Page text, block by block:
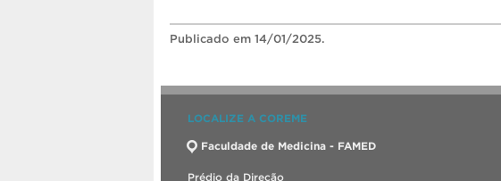
Publicado em 14/01/2025.
LOCALIZE A COREME
Faculdade de Medicina - FAMED
Prédio da Direção